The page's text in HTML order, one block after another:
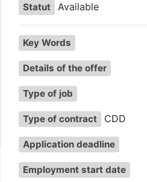
Statut Available
Key Words
Details of the offer
Type of job
Type of contract CDD
Application deadline
Employment start date